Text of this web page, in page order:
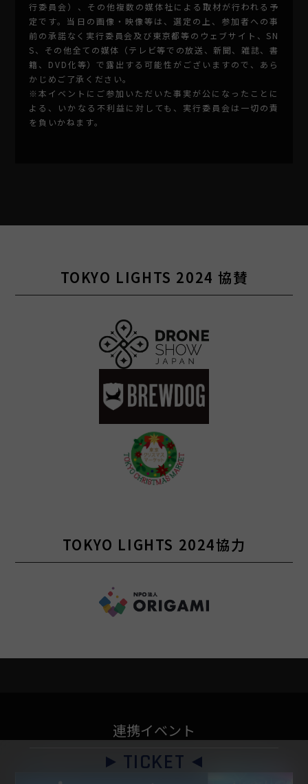
TICKET
行委員会）、その他複数の媒体社による取材が行われる予
定です。当日の画像・映像等は、選定の上、参加者への事
前の承諾なく実行委員会及び東京都等のウェブサイト、SN
S、その他全ての媒体（テレビ等での放送、新聞、雑誌、書
籍、DVD化等）で露出する可能性がございますので、あら
かじめご了承ください。
※本イベントにご参加いただいた事実が公になったことに
よる、いかなる不利益に対しても、実行委員会は一切の責
を負いかねます。
TOKYO LIGHTS 2024 協賛
TOKYO LIGHTS 2024協力
連携イベント